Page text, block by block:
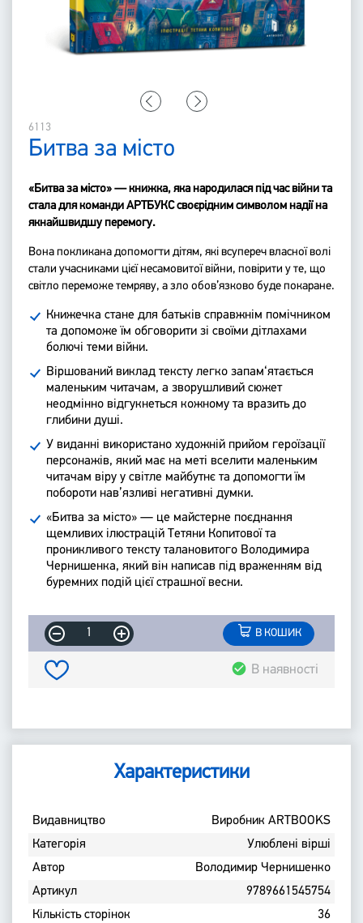
6113
Битва за місто
«Битва за місто» — книжка, яка народилася під час війни та
стала для команди АРТБУКС своєрідним символом надії на
якнайшвидшу перемогу.
Вона покликана допомогти дітям, які всупереч власної волі
стали учасниками цієї несамовитої війни, повірити у те, що
світло переможе темряву, а зло обов’язково буде покаране.
Книжечка стане для батьків справжнім помічником
та допоможе їм обговорити зі своїми дітлахами
болючі теми війни.
Віршований виклад тексту легко запам‘ятається
маленьким читачам, а зворушливий сюжет
неодмінно відгукнеться кожному та вразить до
глибини душі.
У виданні використано художній прийом героїзації
персонажів, який має на меті вселити маленьким
читачам віру у світле майбутнє та допомогти їм
побороти нав’язливі негативні думки.
«Битва за місто» — це майстерне поєднання
щемливих ілюстрацій Тетяни Копитової та
проникливого тексту талановитого Володимира
Чернишенка, який він написав під враженням від
буремних подій цієї страшної весни.
В КОШИК
В наявності
Характеристики
Bидавництво
Виробник ARTBOOKS
Категорія
Улюблені вірші
Автор
Володимир Чернишенко
Артикул
9789661545754
Кількість сторінок
36